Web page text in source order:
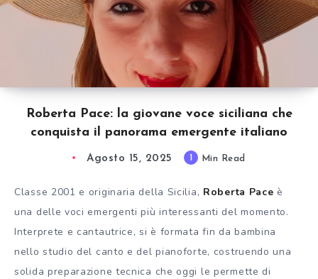
Roberta Pace: la giovane voce siciliana che
conquista il panorama emergente italiano
Agosto 15, 2025 Min Read
Classe 2001 e originaria della Sicilia, Roberta Pace è
una delle voci emergenti più interessanti del momento.
Interprete e cantautrice, si è formata fin da bambina
nello studio del canto e del pianoforte, costruendo una
solida preparazione tecnica che oggi le permette di